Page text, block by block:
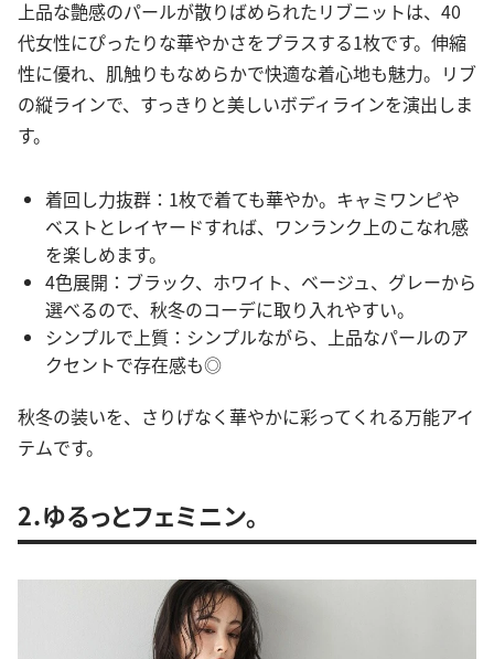
上品な艶感のパールが散りばめられたリブニットは、40
代女性にぴったりな華やかさをプラスする1枚です。伸縮
性に優れ、肌触りもなめらかで快適な着心地も魅力。リブ
の縦ラインで、すっきりと美しいボディラインを演出しま
す。
着回し力抜群：1枚で着ても華やか。キャミワンピや
ベストとレイヤードすれば、ワンランク上のこなれ感
を楽しめます。
4色展開：ブラック、ホワイト、ベージュ、グレーから
選べるので、秋冬のコーデに取り入れやすい。
シンプルで上質：シンプルながら、上品なパールのア
クセントで存在感も◎
秋冬の装いを、さりげなく華やかに彩ってくれる万能アイ
テムです。
2.ゆるっとフェミニン。